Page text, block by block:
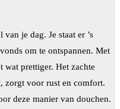
je dag. Je staat er ’s
om te ontspannen. Met
wat prettiger. Het zachte
zorgt voor rust en comfort.
deze manier van douchen.